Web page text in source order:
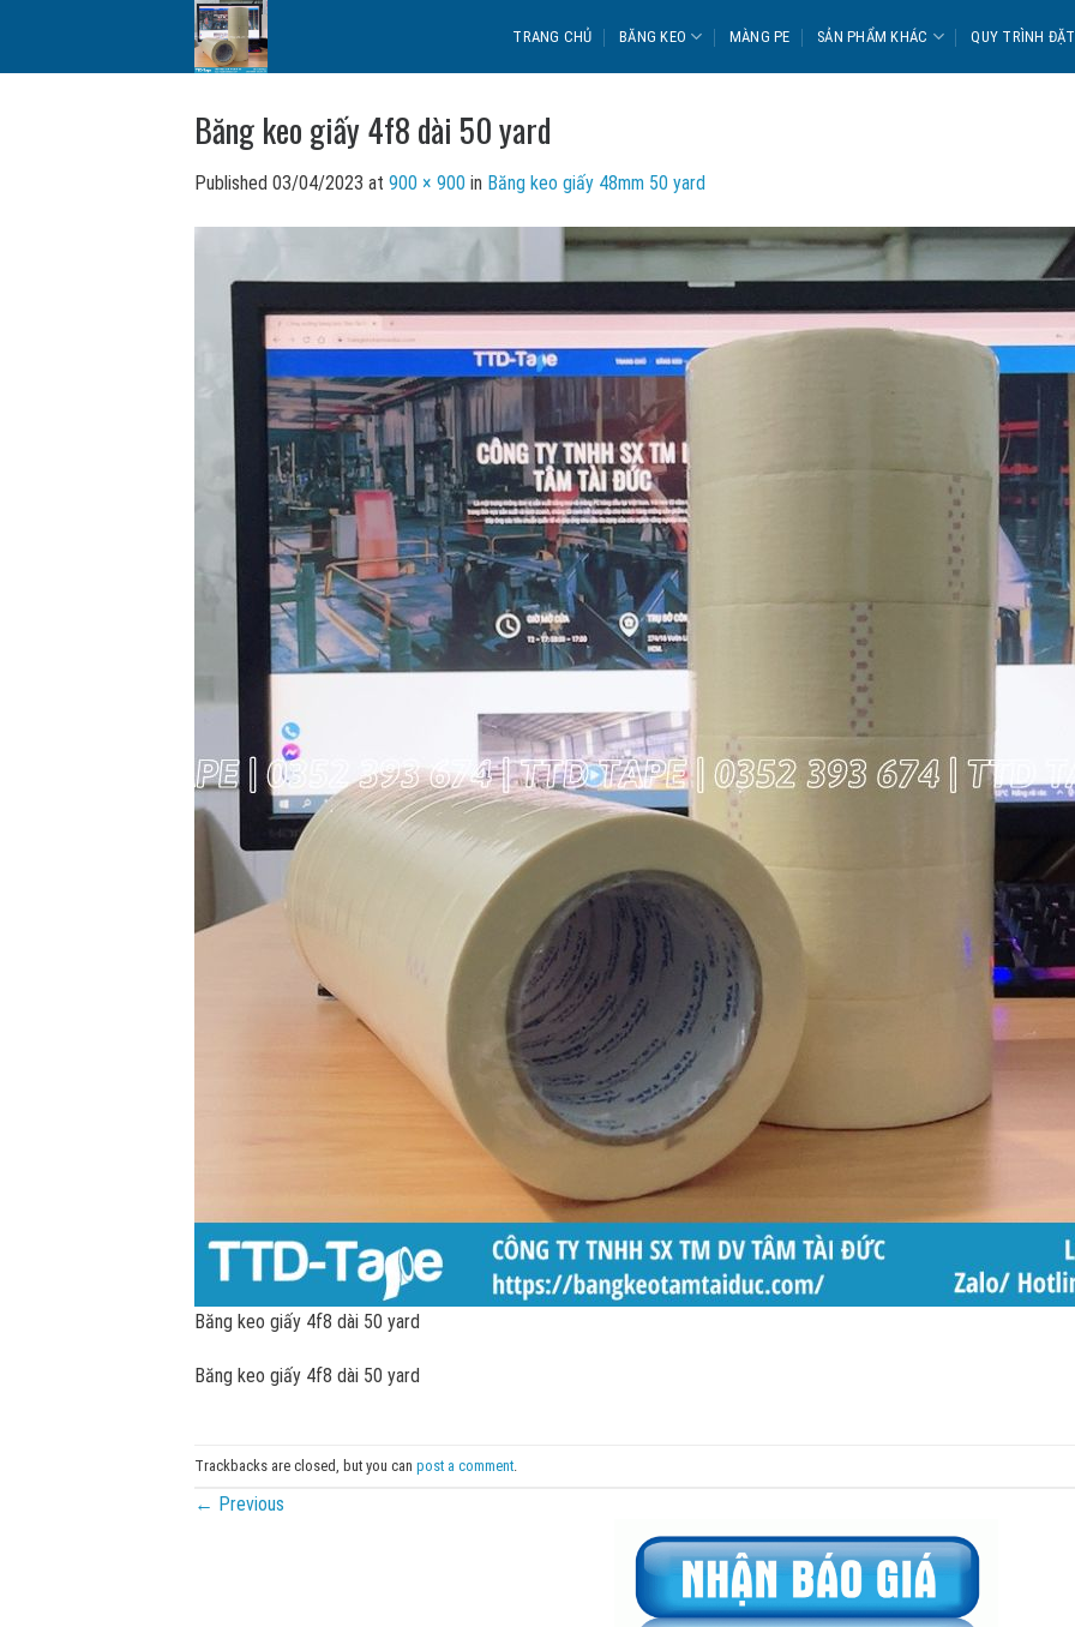
content
TRANG CHỦ BĂNG KEO MÀNG PE SẢN PHẨM KHÁC QUY TRÌNH
Băng keo giấy 4f8 dài 50 yard
Published 03/04/2023 at 900 × 900 in Băng keo giấy 48mm 50 yard
Băng keo giấy 4f8 dài 50 yard
Băng keo giấy 4f8 dài 50 yard
Trackbacks are closed, but you can post a comment
← Previous